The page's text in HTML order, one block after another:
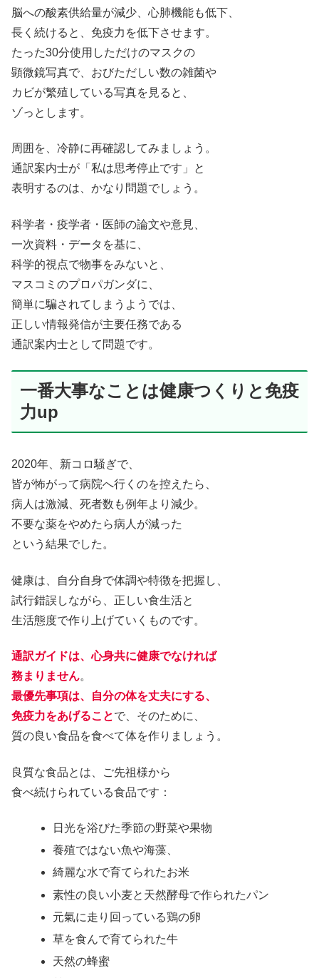
脳への酸素供給量が減少、心肺機能も低下、
長く続けると、免疫力を低下させます。
たった30分使用しただけのマスクの
顕微鏡写真で、おびただしい数の雑菌や
カビが繁殖している写真を見ると、
ゾっとします。
周囲を、冷静に再確認してみましょう。
通訳案内士が「私は思考停止です」と
表明するのは、かなり問題でしょう。
科学者・疫学者・医師の論文や意見、
一次資料・データを基に、
科学的視点で物事をみないと、
マスコミのプロパガンダに、
簡単に騙されてしまうようでは、
正しい情報発信が主要任務である
通訳案内士として問題です。
一番大事なことは健康つくりと免疫
力up
2020年、新コロ騒ぎで、
皆が怖がって病院へ行くのを控えたら、
病人は激減、死者数も例年より減少。
不要な薬をやめたら病人が減った
という結果でした。
健康は、自分自身で体調や特徴を把握し、
試行錯誤しながら、正しい食生活と
生活態度で作り上げていくものです。
通訳ガイドは、心身共に健康でなければ
務まりません。
最優先事項は、自分の体を丈夫にする、
免疫力をあげることで、そのために、
質の良い食品を食べて体を作りましょう。
良質な食品とは、ご先祖様から
食べ続けられている食品です：
日光を浴びた季節の野菜や果物
養殖ではない魚や海藻、
綺麗な水で育てられたお米
素性の良い小麦と天然酵母で作られたパン
元氣に走り回っている鶏の卵
草を食んで育てられた牛
天然の蜂蜜